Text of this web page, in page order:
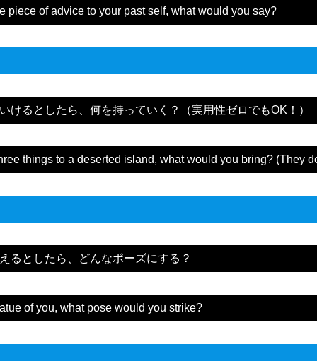
piece of advice to your past self, what would you say?
けるとしたら、何を持っていく？（実用性ゼロでもOK！）
things to a deserted island, what would you bring? (They
るとしたら、どんなポーズにする？
of you, what pose would you strike?